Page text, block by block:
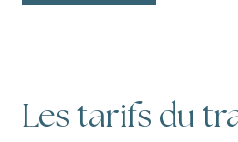
Les tarifs du